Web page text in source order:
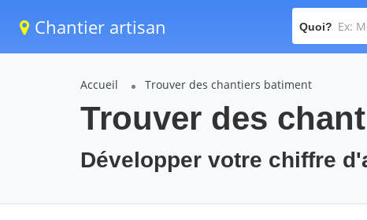
Chantier artisan Quoi?
Accueil Trouver des chantiers batiment
Trouver des
Développer votre chiffre